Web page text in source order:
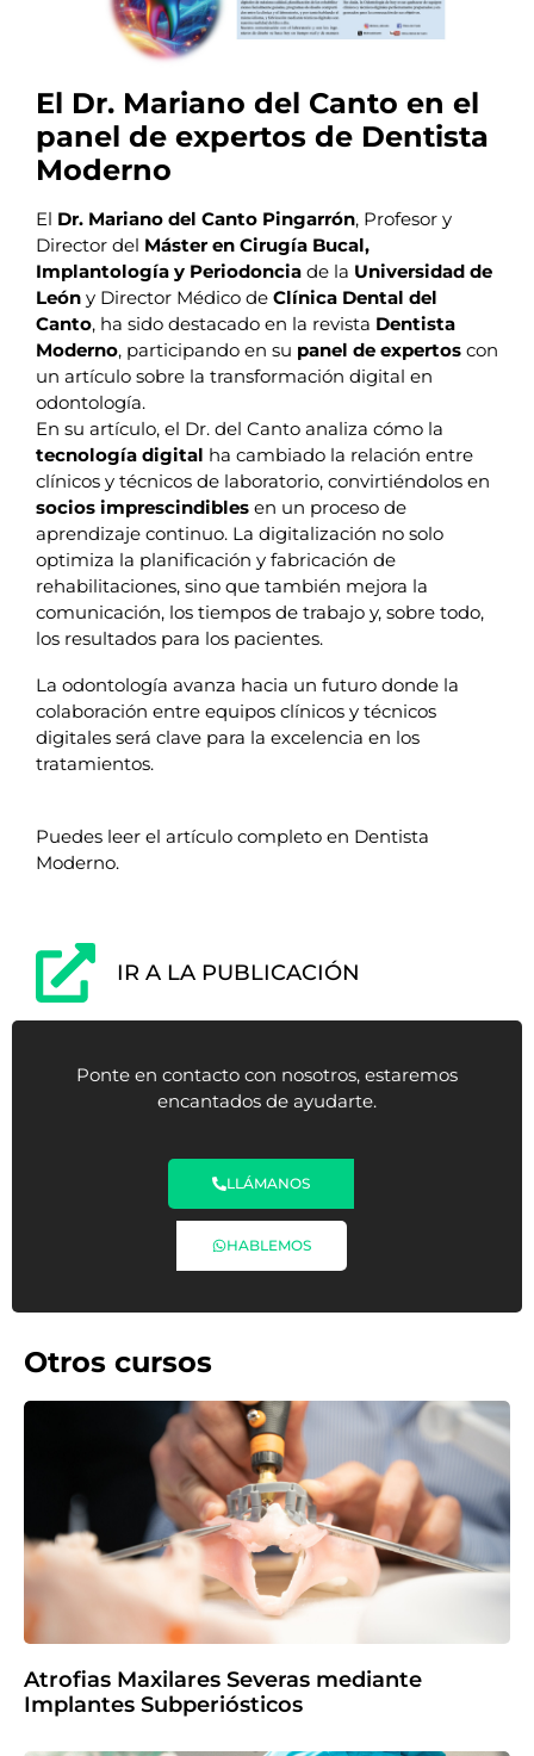
El Dr. Mariano del Canto en el
panel de expertos de Dentista
Moderno
El Dr. Mariano del Canto Pingarrón, Profesor y
Director del Máster en Cirugía Bucal,
Implantología y Periodoncia de la Universidad de
León y Director Médico de Clínica Dental del
Canto, ha sido destacado en la revista Dentista
Moderno, participando en su panel de expertos con
un artículo sobre la transformación digital en
odontología.
En su artículo, el Dr. del Canto analiza cómo la
tecnología digital ha cambiado la relación entre
clínicos y técnicos de laboratorio, convirtiéndolos en
socios imprescindibles en un proceso de
aprendizaje continuo. La digitalización no solo
optimiza la planificación y fabricación de
rehabilitaciones, sino que también mejora la
comunicación, los tiempos de trabajo y, sobre todo,
los resultados para los pacientes.
La odontología avanza hacia un futuro donde la
colaboración entre equipos clínicos y técnicos
digitales será clave para la excelencia en los
tratamientos.
Puedes leer el artículo completo en Dentista
Moderno.
IR A LA PUBLICACIÓN
Ponte en contacto con nosotros, estaremos
encantados de ayudarte.
LLÁMANOS
HABLEMOS
Otros cursos
Atrofias Maxilares Severas mediante
Implantes Subperiósticos